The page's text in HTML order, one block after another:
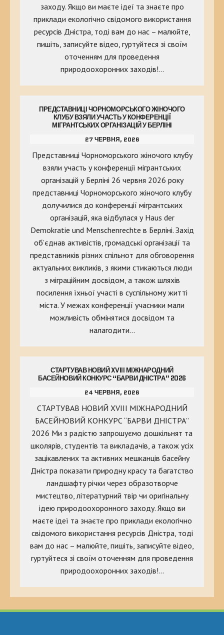
заходу. Якщо ви маєте ідеї та знаєте про
приклади екологічно свідомого використання
ресурсів Дністра, тоді вам до нас – малюйте,
пишіть, записуйте відео, гуртуйтеся зі своїм
оточенням для проведення
природоохоронних заходів!…
ПРЕДСТАВНИЦІ ЧОРНОМОРСЬКОГО ЖІНОЧОГО
КЛУБУ ВЗЯЛИ УЧАСТЬ У КОНФЕРЕНЦІЇ
МІГРАНТСЬКИХ ОРГАНІЗАЦІЙ У БЕРЛІНІ
27 ЧЕРВНЯ, 2026
Представниці Чорноморського жіночого клубу
взяли участь у конференції мігрантських
організацій у Берліні 26 червня 2026 року
представниці Чорноморського жіночого клубу
долучилися до конференції мігрантських
організацій, яка відбулася у Haus der
Demokratie und Menschenrechte в Берліні. Захід
об’єднав активістів, громадські організації та
представників різних спільнот для обговорення
актуальних викликів, з якими стикаються люди
з міграційним досвідом, а також шляхів
посилення їхньої участі в суспільному житті
міста. У межах конференції учасники мали
можливість обмінятися досвідом та
налагодити…
СТАРТУВАВ НОВИЙ XVIII МІЖНАРОДНИЙ
БАСЕЙНОВИЙ КОНКУРС “БАРВИ ДНІСТРА” 2026
24 ЧЕРВНЯ, 2026
СТАРТУВАВ НОВИЙ XVIII МІЖНАРОДНИЙ
БАСЕЙНОВИЙ КОНКУРС “БАРВИ ДНІСТРА”
2026 Ми з радістю запрошуємо дошкільнят та
школярів, студентів та викладачів, а також усіх
зацікавлених та активних мешканців басейну
Дністра показати природну красу та багатство
ландшафту річки через образотворче
мистецтво, літературний твір чи оригінальну
ідею природоохоронного заходу. Якщо ви
маєте ідеї та знаєте про приклади екологічно
свідомого використання ресурсів Дністра, тоді
вам до нас – малюйте, пишіть, записуйте відео,
гуртуйтеся зі своїм оточенням для проведення
природоохоронних заходів!…